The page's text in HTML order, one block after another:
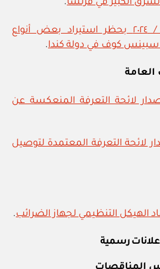
الكبير في فرنسا.
قرار وزاري رقم ٢٦٨ / ٢٠٢٤ بحظر استيراد بعض أنواع
كوف في دولة كندا.
العامة
رقم ٤٣ / ٢٠٢٤ بإصدار لائحة التعرفة المنعكسة عن
٤٤ / ٢٠٢٤ بإصدار لائحة التعرفة المعتمدة لتوصيل
.
رسمية